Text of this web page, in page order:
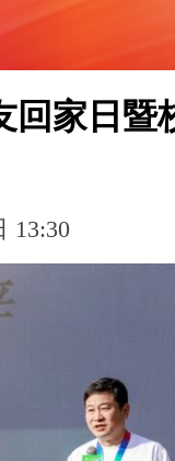
回家日暨
13:30